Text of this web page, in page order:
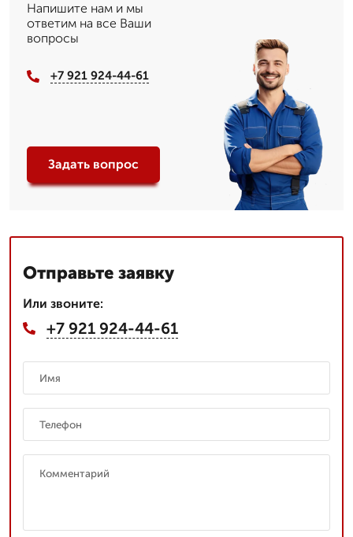
Напишите нам и мы
ответим на все Ваши
вопросы
+7 921 924-44-61
Задать вопрос
Отправьте заявку
Или звоните:
+7 921 924-44-61